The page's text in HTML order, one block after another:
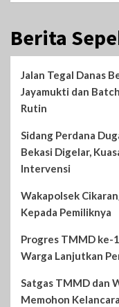
Berita
Jalan Tegal Danas
Jayamukti dan
Rutin
Sidang Perdana
Bekasi Digelar,
Intervensi
Wakapolsek
Kepada Pemiliknya
Progres TMMD ke-
Warga Lanjutkan
Satgas TMMD dan
Memohon